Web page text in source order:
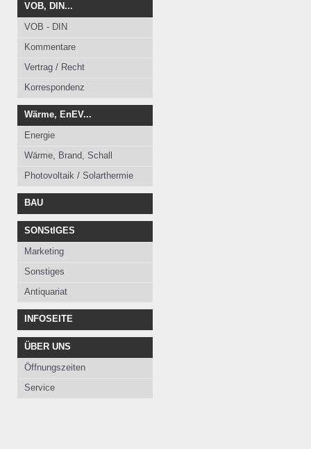
VOB, DIN...
VOB - DIN
Kommentare
Vertrag / Recht
Korrespondenz
Wärme, EnEV...
Energie
Wärme, Brand, Schall
Photovoltaik / Solarthermie
BAU
SONStIGES
Marketing
Sonstiges
Antiquariat
INFOSEITE
ÜBER UNS
Öffnungszeiten
Service